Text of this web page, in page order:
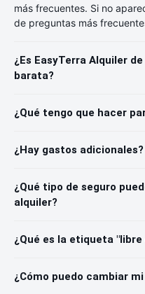
más frecuentes. Si no
de preguntas más
¿Es EasyTerra Alquiler
barata?
¿Qué tengo que hacer
¿Hay gastos adicionales?
¿Qué tipo de seguro
alquiler?
¿Qué es la etiqueta
¿Cómo puedo cambiar